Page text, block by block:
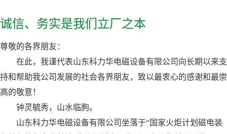
华
心
与
媒
务
中
人
力
源
联
我
言
诚信、务实是我们立厂之本
尊敬的各界朋友：
在此，我谨代表山东科力华电磁设备有限公司向长期以来支
持和帮助我公司发展的社会各界朋友，致以最衷心的感谢和最崇
高的敬意！
钟灵毓秀，山水临朐。
山东科力华电磁设备有限公司坐落于“国家火炬计划磁电装